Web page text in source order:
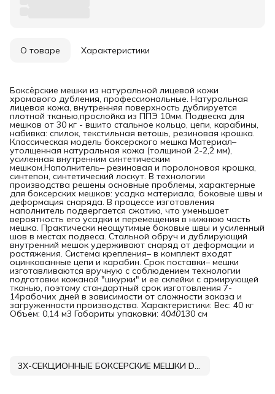
О товаре Характеристики
Боксёрские мешки из натуральной лицевой кожи
хромового дубления, профессиональные. Натуральная
лицевая кожа, внутренняя поверхность дублируется
плотной тканью,прослойка из ППЭ 10мм. Подвеска для
мешков от 30 кг - вшито стальное кольцо, цепи, карабины,
набивка: спилок, текстильная ветошь, резиновая крошка.
Классическая модель боксерского мешка Материал–
утолщенная натуральная кожа (толщиной 2-2,2 мм),
усиленная внутренним синтетическим
мешком.Наполнитель– резиновая и поролоновая крошка,
синтепон, синтетический лоскут. В технологии
производства решены основные проблемы, характерные
для боксерских мешков: усадка материала, боковые швы и
деформация снаряда. В процессе изготовления
наполнитель подвергается сжатию, что уменьшает
вероятность его усадки и перемещения в нижнюю часть
мешка. Практически неощутимые боковые швы и усиленный
шов в местах подвеса. Стальной обруч и дублирующий
внутренний мешок удерживают снаряд от деформации и
растяжения. Система крепления– в комплект входят
оцинкованные цепи и карабин. Срок поставки– мешки
изготавливаются вручную с соблюдением технологии
подготовки кожаной "шкурки" и ее склейки с армирующей
тканью, поэтому стандартный срок изготовления 7-
14рабочих дней в зависимости от сложности заказа и
загруженности производства. Характеристики: Вес: 40 кг
Объем: 0,14 м3 Габариты упаковки: 4040130 см